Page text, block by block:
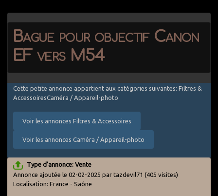
Bague pour objectif Canon
EF vers M54
Cette petite annonce appartient aux catégories suivantes: Filtres &
AccessoiresCaméra / Appareil-photo
Voir les annonces Filtres & Accessoires
Voir les annonces Caméra / Appareil-photo
Type d'annonce: Vente
Annonce ajoutée le 02-02-2025 par tazdevil71 (405 visites)
Localisation: France - Saône